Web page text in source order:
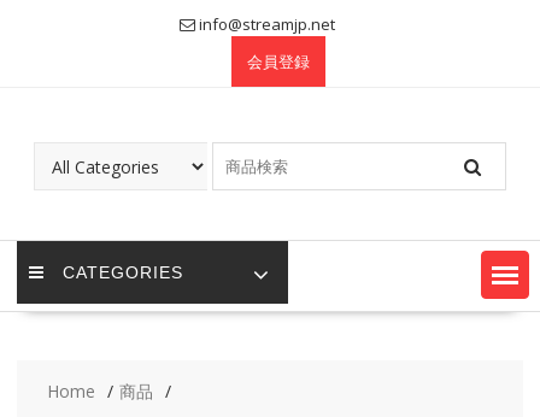
info@streamjp.net
会員登録
CATEGORIES
Home
商品